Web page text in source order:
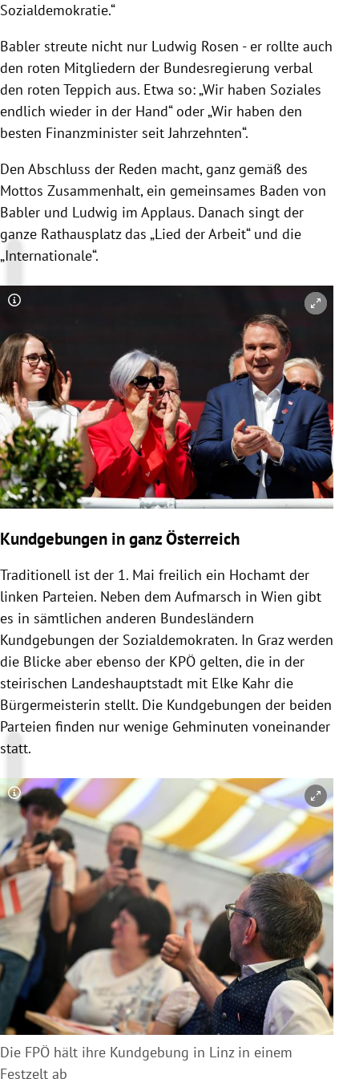
Sozialdemokratie.“
Babler streute nicht nur Ludwig Rosen - er rollte auch
den roten Mitgliedern der Bundesregierung verbal
den roten Teppich aus. Etwa so: „Wir haben Soziales
endlich wieder in der Hand“ oder „Wir haben den
besten Finanzminister seit Jahrzehnten“.
Den Abschluss der Reden macht, ganz gemäß des
Mottos Zusammenhalt, ein gemeinsames Baden von
Babler und Ludwig im Applaus. Danach singt der
ganze Rathausplatz das „Lied der Arbeit“ und die
„Internationale“.
Copyright-Hinweis öffnen/schließen
Kundgebungen in ganz Österreich
Traditionell ist der 1. Mai freilich ein Hochamt der
linken Parteien. Neben dem Aufmarsch in Wien gibt
es in sämtlichen anderen Bundesländern
Kundgebungen der Sozialdemokraten. In Graz werden
die Blicke aber ebenso der KPÖ gelten, die in der
steirischen Landeshauptstadt mit Elke Kahr die
Bürgermeisterin stellt. Die Kundgebungen der beiden
Parteien finden nur wenige Gehminuten voneinander
statt.
Copyright-Hinweis öffnen/schließen
Die FPÖ hält ihre Kundgebung in Linz in einem
Festzelt ab